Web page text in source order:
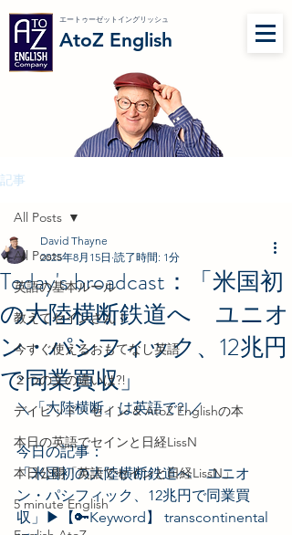
AtoZ English
エートゥーゼットイングリッシュ
記事
All Posts
英語の基本ルール
教えてセインさん！
今すぐ使えるおもてなし英語
２つの文の違いは?!
デイビッド・セイン & AtoZ Englishの本
本日の英語でセインと日経LissN
本日公開「英語でセインと日経LissN」
5 minute English
All Posts
Today's broadcast：「米国初
の大陸横断鉄道へ ユニオ
ン・パシフィック、12兆円
で同業買収」
David Thayne
2025年8月15日 読了時間: 1分
＼「大陸横断」は英語で?!／
今日の記事：
「米国初の大陸横断鉄道へ　ユニオ
ン・パシフィック、12兆円で同業買
収」▶︎【🔑Keyword】 transcontinental